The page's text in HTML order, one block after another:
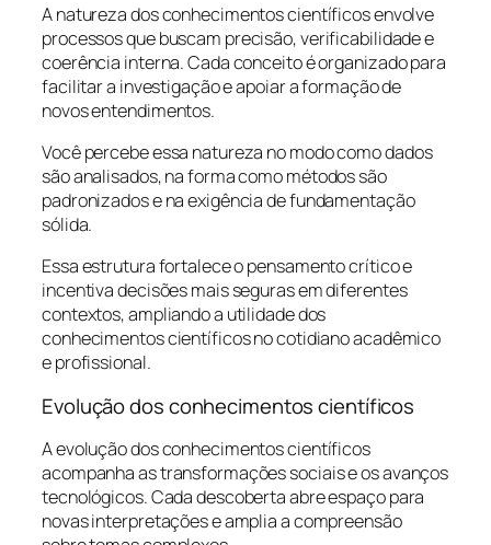
A natureza dos conhecimentos científicos envolve
processos que buscam precisão, verificabilidade e
coerência interna. Cada conceito é organizado para
facilitar a investigação e apoiar a formação de
novos entendimentos.
Você percebe essa natureza no modo como dados
são analisados, na forma como métodos são
padronizados e na exigência de fundamentação
sólida.
Essa estrutura fortalece o pensamento crítico e
incentiva decisões mais seguras em diferentes
contextos, ampliando a utilidade dos
conhecimentos científicos no cotidiano acadêmico
e profissional.
Evolução dos conhecimentos científicos
A evolução dos conhecimentos científicos
acompanha as transformações sociais e os avanços
tecnológicos. Cada descoberta abre espaço para
novas interpretações e amplia a compreensão